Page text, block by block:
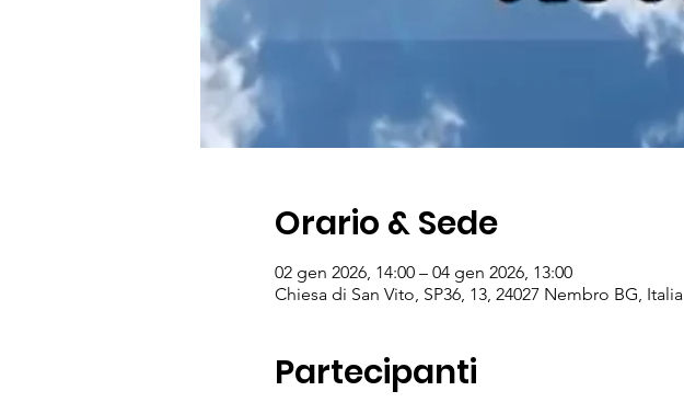
Orario & Sede
02 gen 2026, 14:00 – 04 gen 2026, 13:00
Chiesa di San Vito, SP36, 13, 24027 Nembro BG, Italia
Partecipanti